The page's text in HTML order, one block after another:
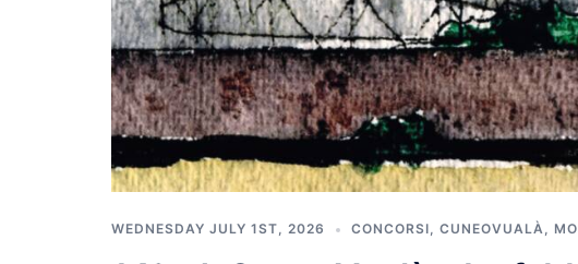
WEDNESDAY JULY 1ST, 2026 CONCORSI, CUNEOVUALÀ,